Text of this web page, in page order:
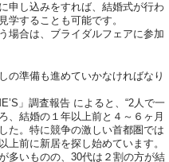
申し込みをすれば、結婚式が行わ
学することも可能です。
場合は、ブライダルフェアに参加
の準備も進めていかなければなり
」 調査報告 によると、“2人で一
、結婚の１年以上前と４～６ヶ月
た。特に競争の激しい首都圏では
上前に新居を探し始めています。
多いものの、30代は２割の方が結